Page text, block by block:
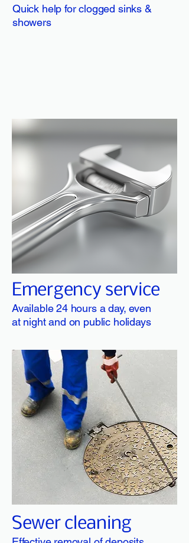
Quick help for clogged sinks &
showers
Emergency service
Available 24 hours a day, even
at night and on public holidays
Sewer cleaning